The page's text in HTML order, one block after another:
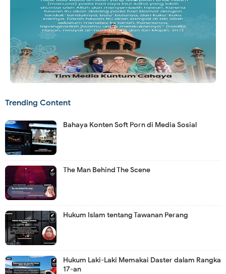
Trending Content
Bahaya Konten Soft Porn di Media Sosial
The Man Behind The Scene
Hukum Islam tentang Tawanan Perang
Hukum Laki-Laki Memakai Daster dalam Rangka
17-an